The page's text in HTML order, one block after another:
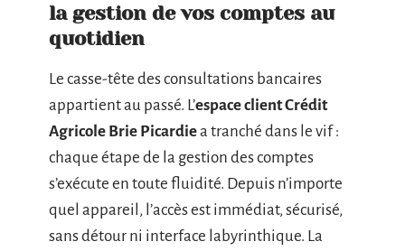
la gestion de vos comptes au
quotidien
Le casse-tête des consultations bancaires
appartient au passé. L’espace client Crédit
Agricole Brie Picardiea tranché dans le vif :
chaque étape de la gestion des comptes
s’exécute en toute fluidité. Depuis n’importe
quel appareil, l’accès est immédiat, sécurisé,
sans détour ni interface labyrinthique. La